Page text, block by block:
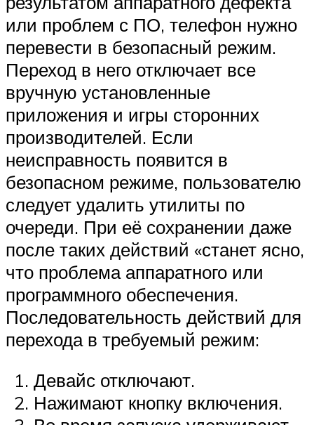
или проблем с ПО, телефон нужно
перевести в безопасный режим.
Переход в него отключает все
вручную установленные
приложения и игры сторонних
производителей. Если
неисправность появится в
безопасном режиме, пользователю
следует удалить утилиты по
очереди. При её сохранении даже
после таких действий «станет ясно,
что проблема аппаратного или
программного обеспечения.
Последовательность действий для
перехода в требуемый режим:
Девайс отключают.
Нажимают кнопку включения.